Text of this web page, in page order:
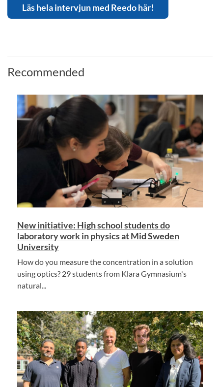
Läs hela intervjun med Reedo här!
Recommended
New initiative: High school students do
laboratory work in physics at Mid Sweden
University
How do you measure the concentration in a solution
using optics? 29 students from Klara Gymnasium's
natural...